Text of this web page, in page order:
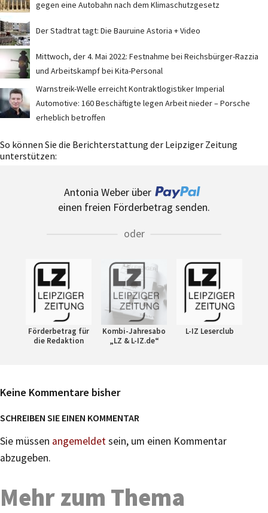
gegen eine Autobahn nach dem Klimaschutzgesetz
Der Stadtrat tagt: Die Bauruine Astoria + Video
Mittwoch, der 4. Mai 2022: Festnahme bei Reichsbürger-Razzia
und Arbeitskampf bei Kita-Personal
Warnstreik-Welle erreicht Kontraktlogistiker Imperial
Automotive: 160 Beschäftigte legen Arbeit nieder – Porsche
erheblich betroffen
So können Sie die Berichterstattung der Leipziger Zeitung
unterstützen:
Antonia Weber über
einen freien Förderbetrag senden.
oder
Förderbetrag für
die Redaktion
Kombi-Jahresabo
„LZ & L-IZ.de“
L-IZ Leserclub
Keine Kommentare bisher
SCHREIBEN SIE EINEN KOMMENTAR
Sie müssen angemeldetsein, um einen Kommentar
abzugeben.
Mehr zum Thema